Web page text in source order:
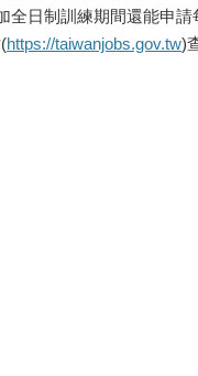
日制訓練期間還能申
https://taiwanjobs.gov.tw)